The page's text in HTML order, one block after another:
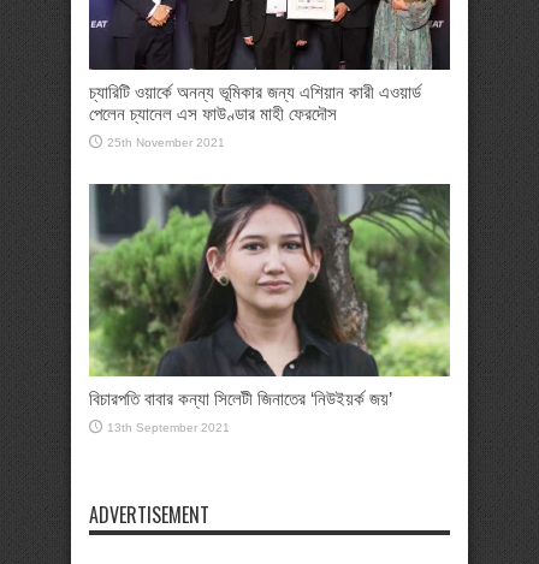
চ্যারিটি ওয়ার্কে অনন্য ভূমিকার জন্য এশিয়ান কারী এওয়ার্ড
পেলেন চ্যানেল এস ফাউণ্ডার মাহী ফেরদৌস
25th November 2021
বিচারপতি বাবার কন্যা সিলেটী জিনাতের ‘নিউইয়র্ক জয়’
13th September 2021
ADVERTISEMENT